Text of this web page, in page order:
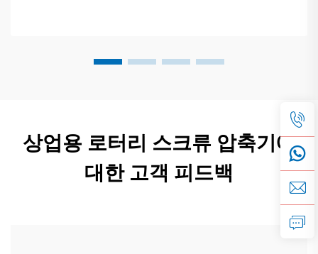
상업용 로터리 스크류 압축기에
대한 고객 피드백